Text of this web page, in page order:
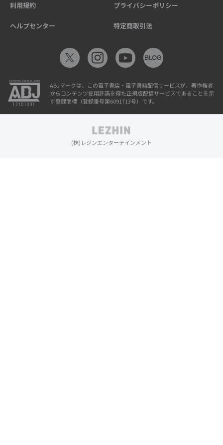
利用規約 プライバシーポリシー
ヘルプセンター 特定商取引法
ABJマークは、この電子書店・電子書籍配信サービスが、著作権者
からコンテンツ使用許諾を得た正規版配信サービスであることを示
す登録商標（登録番号第6091713号）です。
(株)レジンエンターテインメント